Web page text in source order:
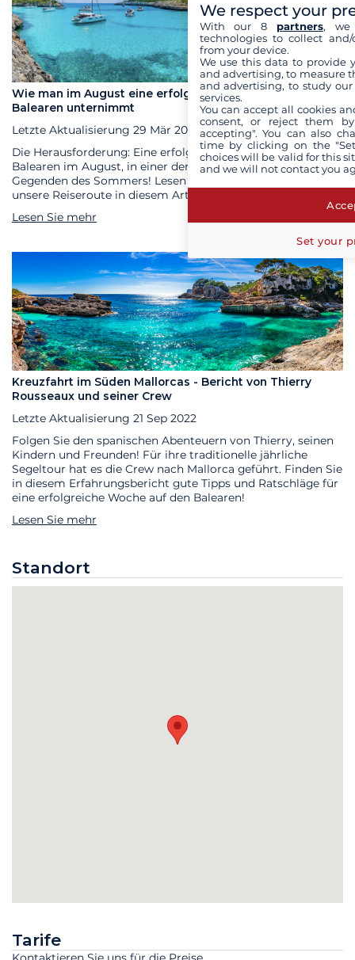
Wie man im August eine erfolgreiche Kreuzfahrt auf den
Balearen unternimmt
Letzte Aktualisierung 29 Mär 2023
Die Herausforderung: Eine erfolgreiche Kreuzfahrt auf den
Balearen im August, in einer der bevölkerungsreichsten
Gegenden des Sommers! Lesen Sie unsere Tipps und
unsere Reiseroute in diesem Artikel.
Lesen Sie mehr
Kreuzfahrt im Süden Mallorcas - Bericht von Thierry
Rousseaux und seiner Crew
Letzte Aktualisierung 21 Sep 2022
Folgen Sie den spanischen Abenteuern von Thierry, seinen
Kindern und Freunden! Für ihre traditionelle jährliche
Segeltour hat es die Crew nach Mallorca geführt. Finden Sie
in diesem Erfahrungsbericht gute Tipps und Ratschläge für
eine erfolgreiche Woche auf den Balearen!
Lesen Sie mehr
Standort
Tarife
We respect your
With our 8 partners, we
technologies to collect
from your device.
We use this data to provide
and advertising, to measure
and advertising, to study
services.
You can accept all cookies
consent, or reject them
accepting". You can also
time by clicking on the
choices will be valid for this
and we will not contact you
Set your